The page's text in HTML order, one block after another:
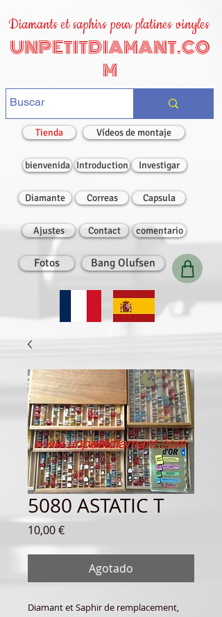
Diamants et saphirs pour platines vinyles
UNPETITDIAMANT.CO
M
Tienda Vídeos de montaje
bienvenida Introduction Investigar
Diamante Correas Capsula
Ajustes Contact comentario
Fotos Bang Olufsen
5080 ASTATIC T
10,00 €Precio
Agotado
Diamant et Saphir de remplacement,